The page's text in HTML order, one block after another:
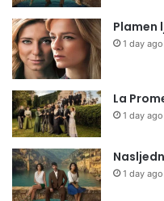
Plamen
1 day ago
La
1 day ago
1 day ago